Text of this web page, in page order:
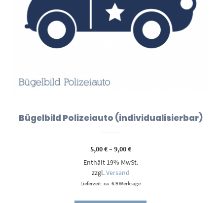
Bügelbild Polizeiauto (individualisierbar)
5,00€–9,00€Preisspanne:
bis
Enthält 19% MwSt.
zzgl.Versand
Lieferzeit: ca. 6-9 Werktage